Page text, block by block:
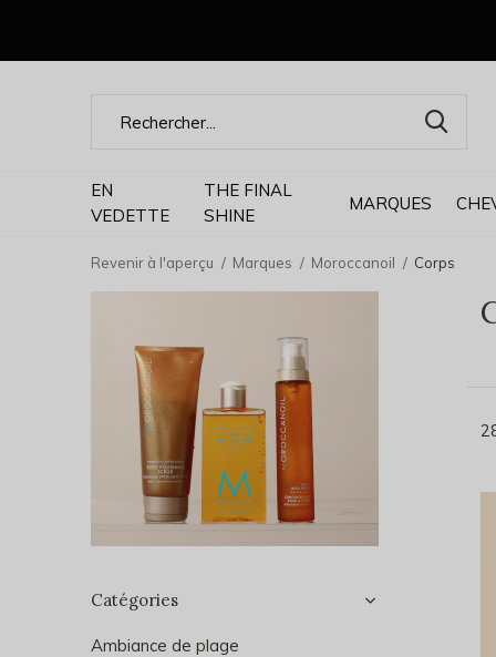
EN
VEDETTE
THE FINAL
SHINE
MARQUES
Revenir à l'aperçu Marques Moroccanoil Corps
Catégories
Ambiance de plage